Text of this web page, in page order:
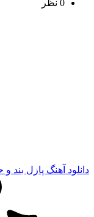
0 نظر
دانلود آهنگ پازل بند و